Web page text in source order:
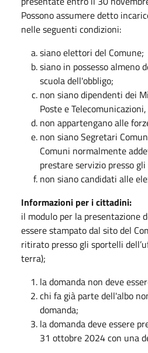
Possono assumere detto
nelle seguenti condizioni:
siano elettori del Comune;
siano in possesso almeno
scuola dell'obbligo;
non siano dipendenti dei
Poste e
non appartengano alle
non siano Segretari
Comuni normalmente
prestare servizio presso
non siano candidati alle
Informazioni per i cittadini:
il modulo per la presentazione
essere stampato dal sito del
ritirato presso gli sportelli
terra);
la domanda non deve
chi fa già parte dell'albo
domanda;
la domanda deve essere
31 ottobre 2024 con una